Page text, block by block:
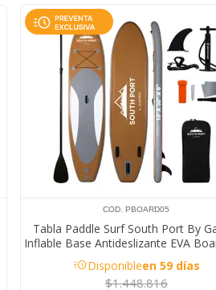
COD. PBOARD05
Tabla Paddle Surf South Port By
Inflable Base Antideslizante EVA
cm Con Remo
acuteDisponibleen 59 días
$1.448.816